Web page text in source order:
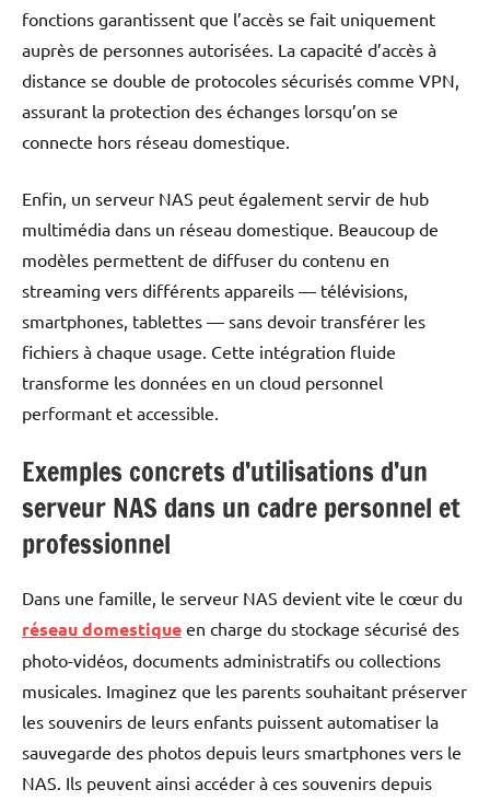
fonctions garantissent que l’accès se fait uniquement
auprès de personnes autorisées. La capacité d’accès à
distance se double de protocoles sécurisés comme VPN,
assurant la protection des échanges lorsqu’on se
connecte hors réseau domestique.
Enfin, un serveur NAS peut également servir de hub
multimédia dans un réseau domestique. Beaucoup de
modèles permettent de diffuser du contenu en
streaming vers différents appareils — télévisions,
smartphones, tablettes — sans devoir transférer les
fichiers à chaque usage. Cette intégration fluide
transforme les données en un cloud personnel
performant et accessible.
Exemples concrets d’utilisations d’un
serveur NAS dans un cadre personnel et
professionnel
Dans une famille, le serveur NAS devient vite le cœur du
réseau domestique en charge du stockage sécurisé des
photo-vidéos, documents administratifs ou collections
musicales. Imaginez que les parents souhaitant préserver
les souvenirs de leurs enfants puissent automatiser la
sauvegarde des photos depuis leurs smartphones vers le
NAS. Ils peuvent ainsi accéder à ces souvenirs depuis